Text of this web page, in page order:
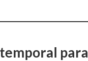
para